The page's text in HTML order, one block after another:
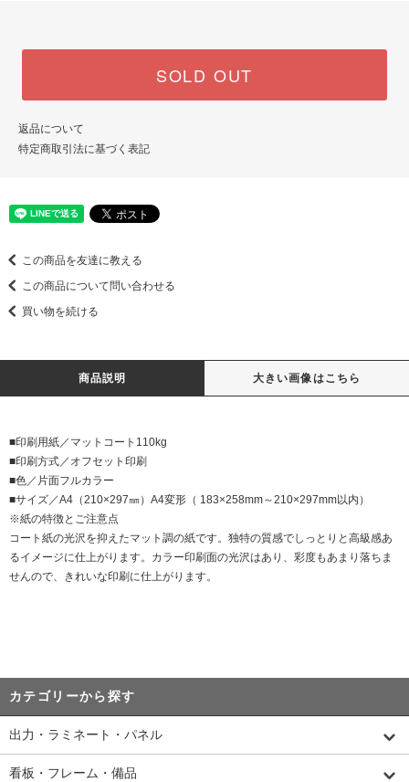
SOLD OUT
返品について
特定商取引法に基づく表記
この商品を友達に教える
この商品について問い合わせる
買い物を続ける
商品説明 大きい画像はこちら
■印刷用紙／マットコート110kg
■印刷方式／オフセット印刷
■色／片面フルカラー
■サイズ／A4（210×297㎜）A4変形（ 183×258mm～210×297mm以内）
※紙の特徴とご注意点
コート紙の光沢を抑えたマット調の紙です。独特の質感でしっとりと高級感あ
るイメージに仕上がります。カラー印刷面の光沢はあり、彩度もあまり落ちま
せんので、きれいな印刷に仕上がります。
カテゴリーから探す
出力・ラミネート・パネル
看板・フレーム・備品